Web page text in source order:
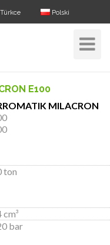
Türkce Polski
Toggle
E100
MILACRON
ton
cm³
bar